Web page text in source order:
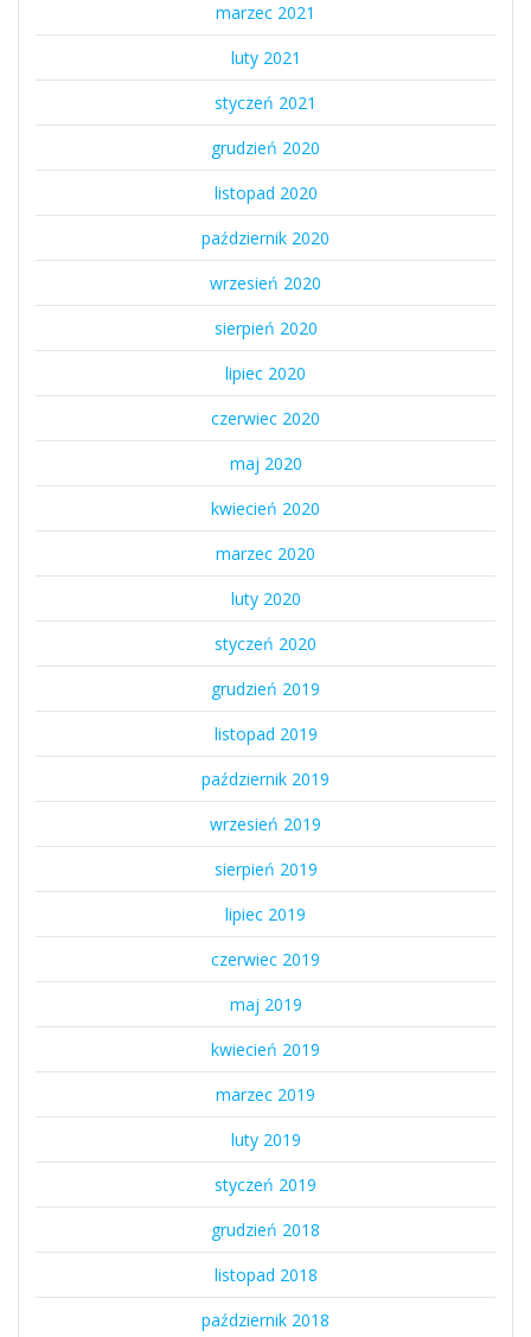
marzec 2021
luty 2021
styczeń 2021
grudzień 2020
listopad 2020
październik 2020
wrzesień 2020
sierpień 2020
lipiec 2020
czerwiec 2020
maj 2020
kwiecień 2020
marzec 2020
luty 2020
styczeń 2020
grudzień 2019
listopad 2019
październik 2019
wrzesień 2019
sierpień 2019
lipiec 2019
czerwiec 2019
maj 2019
kwiecień 2019
marzec 2019
luty 2019
styczeń 2019
grudzień 2018
listopad 2018
październik 2018